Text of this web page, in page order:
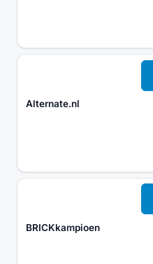
Alternate.nl
BRICKkampioen